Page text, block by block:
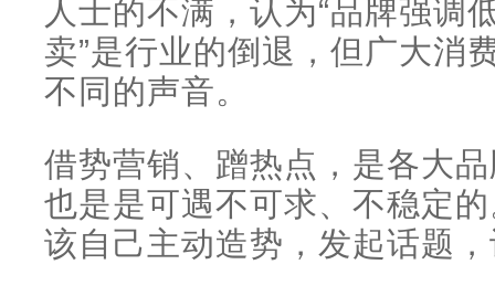
人士的不满，认为“品牌强调
卖”是行业的倒退，但广大消
不同的声音。
借势营销、蹭热点，是各大
也是是可遇不可求、不稳定
该自己主动造势，发起话题